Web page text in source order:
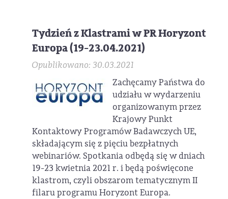
Tydzień z Klastrami w PR Horyzont
Europa (19-23.04.2021)
Opublikowano: 30.03.2021
Zachęcamy Państwa do
udziału w wydarzeniu
organizowanym przez
Krajowy Punkt
Kontaktowy Programów Badawczych UE,
składającym się z pięciu bezpłatnych
webinariów. Spotkania odbędą się w dniach
19-23 kwietnia 2021 r. i będą poświęcone
klastrom, czyli obszarom tematycznym II
filaru programu Horyzont Europa.